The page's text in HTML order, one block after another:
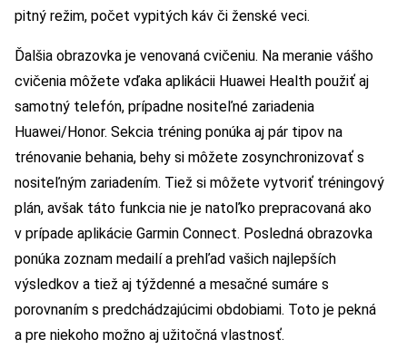
pitný režim, počet vypitých káv či ženské veci.
Ďalšia obrazovka je venovaná cvičeniu. Na meranie vášho
cvičenia môžete vďaka aplikácii Huawei Health použiť aj
samotný telefón, prípadne nositeľné zariadenia
Huawei/Honor. Sekcia tréning ponúka aj pár tipov na
trénovanie behania, behy si môžete zosynchronizovať s
nositeľným zariadením. Tiež si môžete vytvoriť tréningový
plán, avšak táto funkcia nie je natoľko prepracovaná ako
v prípade aplikácie Garmin Connect. Posledná obrazovka
ponúka zoznam medailí a prehľad vašich najlepších
výsledkov a tiež aj týždenné a mesačné sumáre s
porovnaním s predchádzajúcimi obdobiami. Toto je pekná
a pre niekoho možno aj užitočná vlastnosť.